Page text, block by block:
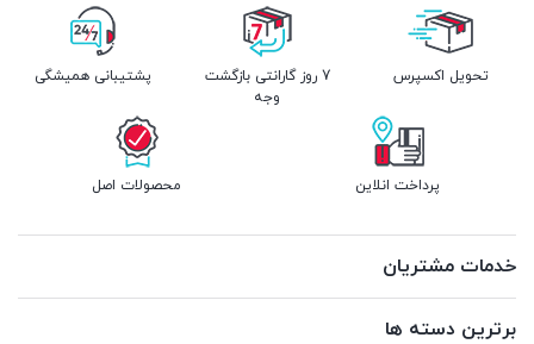
تحویل اکسپرس
7 روز گارانتی بازگشت
وجه
پشتیبانی همیشگی
پرداخت انلاین محصولات اصل
خدمات مشتریان
برترین دسته ها